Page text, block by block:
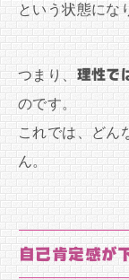
という状態にな
つまり、 理性で
のです。
これでは、どん
ん。
自己肯定感が